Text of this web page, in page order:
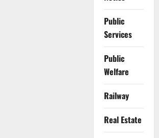
Public
Services
Public
Welfare
Railway
Real Estate